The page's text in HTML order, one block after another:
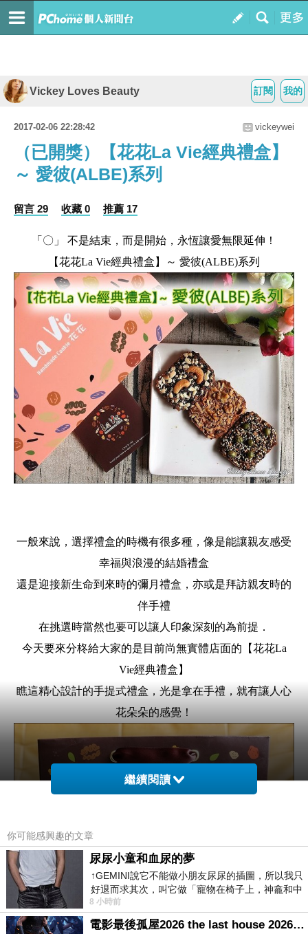
我的
訂閱
Vickey Loves Beauty
2017-02-06 22:28:42 vickeywei
（已開獎）【花花La Vie經典禮盒】
～ 愛彼(ALBE)系列
留言 29 收藏 0 推薦 17
「〇」 不是結束，而是開始，永恆讓愛無限延伸！
【花花La Vie經典禮盒 】～ 愛彼(ALBE)系列
一般來說，選擇禮盒的時機有很多種，像是能讓親友感受
幸福與浪漫的結婚禮盒
還是迎接新生命到來時的彌月禮盒，亦或是拜訪親友時的
伴手禮
在挑選時當然也要可以讓人印象深刻的為前提．
今天要來分柊給大家的是目前尚無實體店面的【花花La
Vie經典禮盒】
瞧這精心設計的手提式禮盒，光是拿在手禮，就有讓人心
花朵朵的感覺！
繼續閱讀
你可能感興趣的文章
尿尿小童和血尿的夢
↑GEMINI說它不能做小朋友尿尿的插圖，所以我只
好退而求其次，叫它做「寵物在椅子上，神龕和中
年人臉孔」的畫了。 六月底
8 小時前
電影最後孤屋2026 the last house 2026 movie